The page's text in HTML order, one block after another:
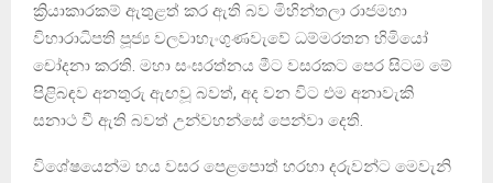
ක්‍රියාකාරකම් ඇතුළත් කර ඇති බව මිහින්තලා රාජමහා
විහාරාධිපති පූජ්‍ය වලවාහැංගුණවැවේ ධම්මරතන හිමියෝ
චෝදනා කරති. මහා සංඝරත්නය මීට වසරකට පෙර සිටම මේ
පිළිබඳව අනතුරු ඇඟවූ බවත්, අද වන විට එම අනාවැකි
සනාථ වී ඇති බවත් උන්වහන්සේ පෙන්වා දෙති.
විශේෂයෙන්ම හය වසර පෙළපොත් හරහා දරුවන්ට මෙවැනි